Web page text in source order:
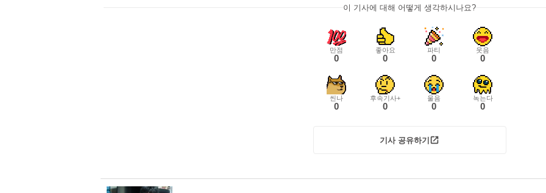
이 기사에 대해 어떻게 생각하시나요?
만점
0
좋아요
0
파티
0
웃음
0
씬나
0
후속기사+
0
울음
0
녹는다
0
기사 공유하기